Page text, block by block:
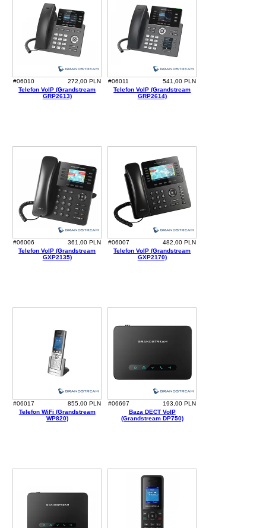
#06010
272,00 PLN
Telefon VoIP (Grandstream
GRP2613)
#06011
541,00 PLN
Telefon VoIP (Grandstream
GRP2614)
#06006
361,00 PLN
Telefon VoIP (Grandstream
GXP2135)
#06007
482,00 PLN
Telefon VoIP (Grandstream
GXP2170)
#06017
855,00 PLN
Telefon WiFi (Grandstream
WP820)
#06697
193,00 PLN
Baza DECT VoIP
(Grandstream DP750)